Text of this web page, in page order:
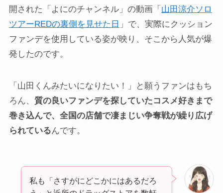
開された「よにのチャンネル」の動画「 山田涼介ソロ
ツアーREDの裏側を見せた日 」で、実際にクッション
ファンデを使用している姿が映り、そこから人気が爆
発したのです。
「山田くんみたいになりたい！」と願うファンはもち
ろん、 質の良いファンデを探していたコスメ好きまで
巻き込んで、全国の店舗で凄まじい争奪戦が繰り広げ
られているんです。
私も「さすがにどこかにはあるだろ